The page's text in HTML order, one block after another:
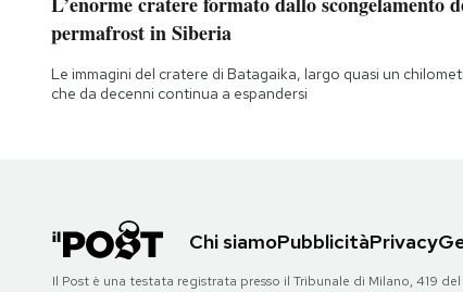
permafrost in Siberia
Le immagini del cratere di Batagaika, largo quasi un
che da decenni continua a espandersi
Chi siamoPubblicitàPrivacy
Il Post è una testata registrata presso il Tribunale di Milano, 419